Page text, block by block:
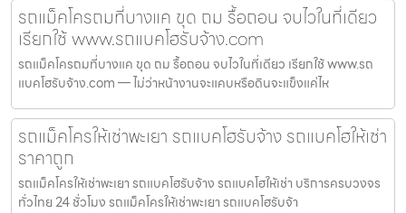
รถแม็คโครถมที่บางแค ขุด ถม รื้อถอน จบไวในที่เดียว
เรียกใช้ www.รถแบคโฮรับจ้าง.com
รถแม็คโครถมที่บางแค ขุด ถม รื้อถอน จบไวในที่เดียว เรียกใช้ www.รถ
แบคโฮรับจ้าง.com — ไม่ว่าหน้างานจะแคบหรือดินจะแข็งแค่ไห
รถแม็คโครให้เช่าพะเยา รถแบคโฮรับจ้าง รถแบคโฮให้เช่า
ราคาถูก
รถแม็คโครให้เช่าพะเยา รถแบคโฮรับจ้าง รถแบคโฮให้เช่า บริการครบวงจร
ทั่วไทย 24 ชั่วโมง รถแม็คโครให้เช่าพะเยา รถแบคโฮรับจ้า